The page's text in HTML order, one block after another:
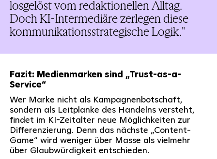
losgelöst vom redaktionellen Alltag.
Doch KI-Intermediäre zerlegen diese
kommunikationsstrategische Logik."
Fazit: Medienmarken sind „Trust-as-a-
Service“
Wer Marke nicht als Kampagnenbotschaft,
sondern als Leitplanke des Handelns versteht,
findet im KI-Zeitalter neue Möglichkeiten zur
Differenzierung. Denn das nächste „Content-
Game“ wird weniger über Masse als vielmehr
über Glaubwürdigkeit entschieden.